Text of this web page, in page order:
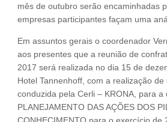
mês de outubro serão encaminhadas
empresas participantes façam uma
Em assuntos gerais o coordenador
aos presentes que a reunião de
2017 será realizada no dia 15 de
Hotel Tannenhoff, com a realização de
conduzida pela Cerli – KRONA, para a
PLANEJAMENTO DAS AÇÕES DOS
CONHECIMENTO para o exercício de